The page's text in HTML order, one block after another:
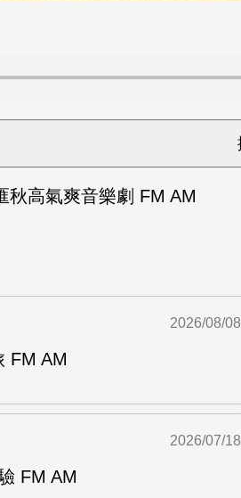
秋高氣爽音樂劇 FM AM
FM AM
2026/08/08
FM AM
2026/07/18